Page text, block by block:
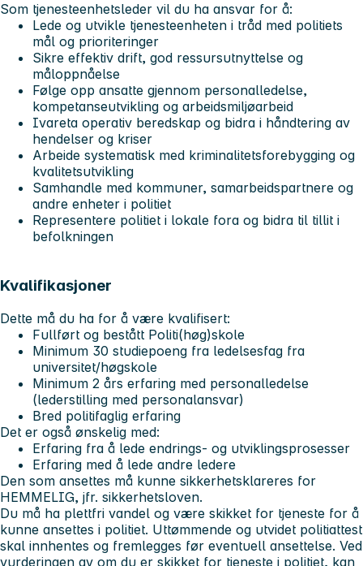
Som tjenesteenhetsleder vil du ha ansvar for å:
Lede og utvikle tjenesteenheten i tråd med politiets
mål og prioriteringer
Sikre effektiv drift, god ressursutnyttelse og
måloppnåelse
Følge opp ansatte gjennom personalledelse,
kompetanseutvikling og arbeidsmiljøarbeid
Ivareta operativ beredskap og bidra i håndtering av
hendelser og kriser
Arbeide systematisk med kriminalitetsforebygging og
kvalitetsutvikling
Samhandle med kommuner, samarbeidspartnere og
andre enheter i politiet
Representere politiet i lokale fora og bidra til tillit i
befolkningen
Kvalifikasjoner
Dette må du ha for å være kvalifisert:
Fullført og bestått Politi(høg)skole
Minimum 30 studiepoeng fra ledelsesfag fra
universitet/høgskole
Minimum 2 års erfaring med personalledelse
(lederstilling med personalansvar)
Bred politifaglig erfaring
Det er også ønskelig med:
Erfaring fra å lede endrings- og utviklingsprosesser
Erfaring med å lede andre ledere
Den som ansettes må kunne sikkerhetsklareres for
HEMMELIG, jfr. sikkerhetsloven.
Du må ha plettfri vandel og være skikket for tjeneste for å
kunne ansettes i politiet. Uttømmende og utvidet politiattest
skal innhentes og fremlegges før eventuell ansettelse. Ved
vurderingen av om du er skikket for tjeneste i politiet, kan